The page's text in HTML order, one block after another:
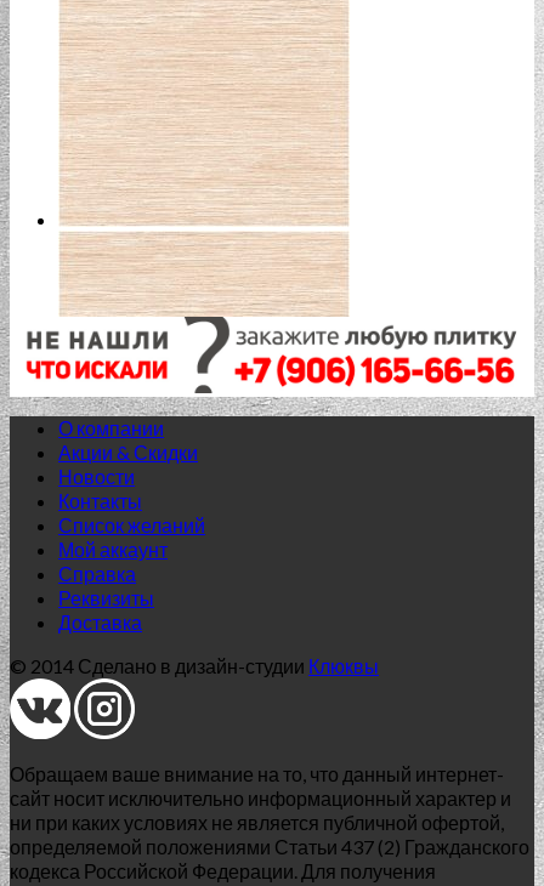
Нет в наличии
60x60 (SR) структурированный
G-154/SR/600x600x10
1 005.00₽
Добавить в список желаний
О компании
Акции & Скидки
Новости
Контакты
Список желаний
Мой аккаунт
Справка
Реквизиты
Доставка
© 2014 Сделано в дизайн-студии Клюквы
Обращаем ваше внимание на то, что данный интернет-
сайт носит исключительно информационный характер и
ни при каких условиях не является публичной офертой,
определяемой положениями Статьи 437 (2) Гражданского
кодекса Российской Федерации. Для получения